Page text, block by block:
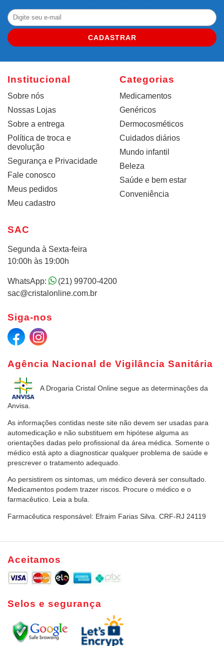
CADASTRAR
Institucional
Sobre nós
Nossas Lojas
Sobre a entrega
Política de troca e
devolução
Segurança e Privacidade
Fale conosco
Meus pedidos
Meu cadastro
Categorias
Medicamentos
Genéricos
Dermocosméticos
Cuidados diários
Mundo infantil
Beleza
Saúde e bem estar
Conveniência
Agência Nacional de Vigilância Sanitária
A Drogaria Cristal Online segue as determinações da
Anvisa.
As informações contidas neste site não devem ser usadas para
automedicação e não substituem em hipótese alguma as
orientações dadas pelo profissional da área médica. Somente o
médico está apto a diagnosticar qualquer problema de saúde e
prescrever o tratamento adequado.
Ao persistirem os sintomas, um médico deverá ser consultado.
Medicamentos podem trazer riscos. Procure o médico e o
farmacêutico. Leia a bula.
Farmacêutica responsável: Efraim Farias Silva. CRF-RJ 24119
SAC
Segunda à Sexta-feira
10:00h às 19:00h
WhatsApp:
(21) 99700-4200
sac@cristalonline.com.br
Siga-nos
Aceitamos
Selos e segurança